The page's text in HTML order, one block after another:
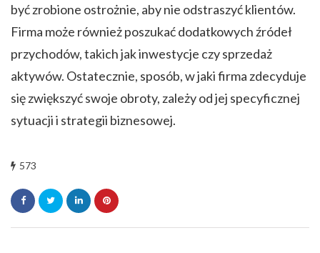
być zrobione ostrożnie, aby nie odstraszyć klientów.
Firma może również poszukać dodatkowych źródeł
przychodów, takich jak inwestycje czy sprzedaż
aktywów. Ostatecznie, sposób, w jaki firma zdecyduje
się zwiększyć swoje obroty, zależy od jej specyficznej
sytuacji i strategii biznesowej.
573